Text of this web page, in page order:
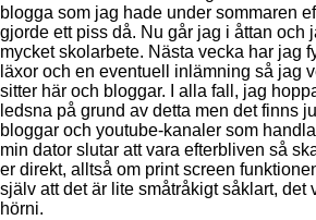
blogga som jag hade under sommaren
gjorde ett piss då. Nu går jag i åttan och
mycket skolarbete. Nästa vecka har jag
läxor och en eventuell inlämning så jag
sitter här och bloggar. I alla fall, jag
ledsna på grund av detta men det finns
bloggar och youtube-kanaler som
min dator slutar att vara efterbliven så
er direkt, alltså om print screen
själv att det är lite småtråkigt såklart, det
hörni.